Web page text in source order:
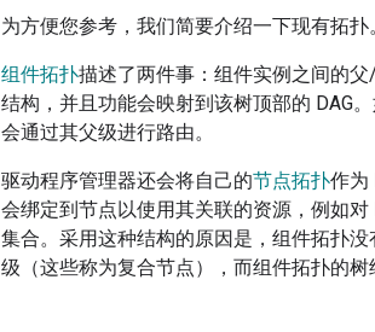
为方便您参考，我们简要介绍一下现有拓扑
组件拓扑描述了两件事：组件实例之间的
结构，并且功能会映射到该树顶部的 DAG
会通过其父级进行路由。
驱动程序管理器还会将自己的节点拓扑作为
会绑定到节点以使用其关联的资源，例如
集合。采用这种结构的原因是，组件拓扑
级（这些称为复合节点），而组件拓扑的树